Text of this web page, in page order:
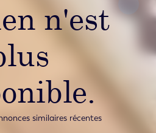
n'est
similaires récentes